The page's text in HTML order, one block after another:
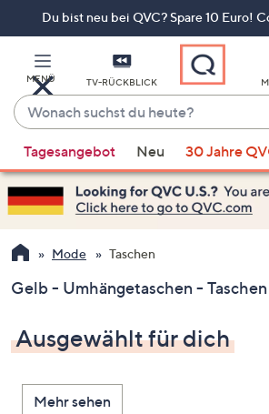
Du bist neu bei QVC? Spare 10 Euro!
MENÜ TV-RÜCKBLICK
Wonach
suchst
du
heute?
Vorschläge
verfügbar
sind,
verwenden
Sie
Pfeiltasten
oben
und
nach
unten
Tagesangebot Neu 30 Jahre
Mode Taschen
Gelb - Umhängetaschen - Taschen
Ausgewählt für dich
Mehr sehen